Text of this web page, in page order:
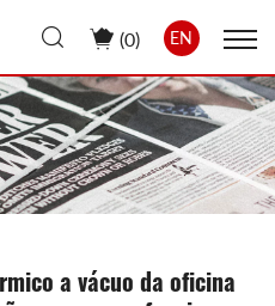
(0) EN
a vácuo da oficina